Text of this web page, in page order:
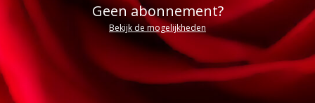
Geen abonnement?
Bekijk de mogelijkheden